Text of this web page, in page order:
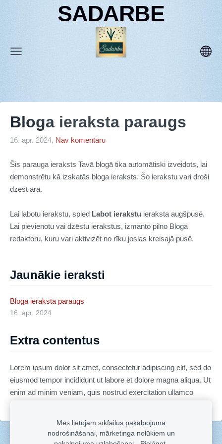
SADARBE
Jaunākie ieraksti
Bloga ieraksta paraugs
16. apr. 2024
Extra contentus
Lorem ipsum dolor sit amet, consectetur adipiscing elit, sed do
eiusmod tempor incididunt ut labore et dolore magna aliqua. Ut
enim ad minim veniam, quis nostrud exercitation ullamco
Bloga ieraksta paraugs
16. apr. 2024, Nav komentāru
Šis parauga ieraksts Tavā blogā tika automātiski izveidots, lai
demonstrētu kā izskatās bloga ieraksts. Šo ierakstu vari droši
dzēst ārā.
Lai labotu ierakstu, spied Labot ierakstu ieraksta augšpusē.
Lai pievienotu vai dzēstu ierakstus, izmanto pilno Bloga
redaktoru, kuru vari aktivizēt no rīku joslas kreisajā pusē.
Sīkdatnes
Mēs lietojam sīkfailus pakalpojuma
nodrošināšanai, mārketinga nolūkiem un